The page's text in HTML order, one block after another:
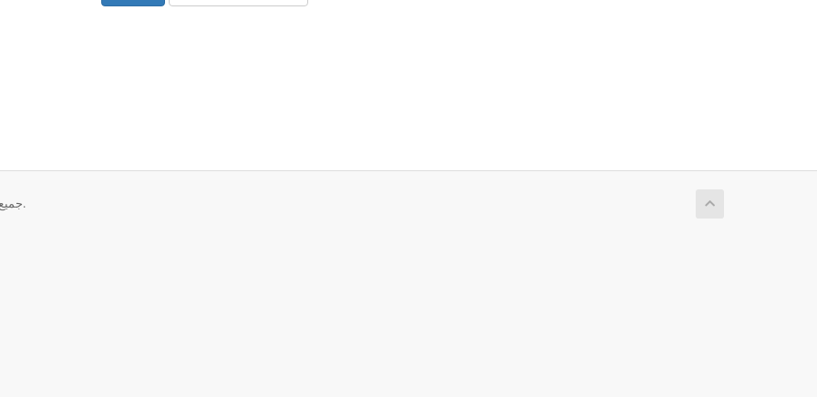
حقوق الطبع والنشر © 2026 netFinn Finland. جميع الحقوق محفوظة.